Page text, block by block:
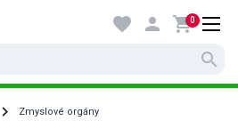
search
favorite person shopping_cart0
Zmyslové orgány